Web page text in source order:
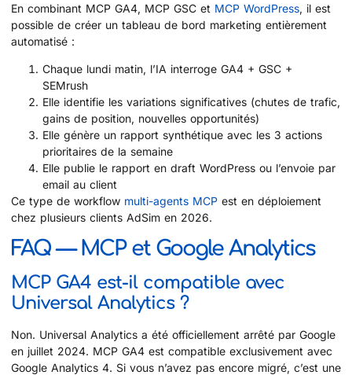
En combinant MCP GA4, MCP GSC et MCP WordPress, il est
possible de créer un tableau de bord marketing entièrement
automatisé :
Chaque lundi matin, l’IA interroge GA4 + GSC +
SEMrush
Elle identifie les variations significatives (chutes de trafic,
gains de position, nouvelles opportunités)
Elle génère un rapport synthétique avec les 3 actions
prioritaires de la semaine
Elle publie le rapport en draft WordPress ou l’envoie par
email au client
Ce type de workflow multi-agents MCP est en déploiement
chez plusieurs clients AdSim en 2026.
FAQ — MCP et Google Analytics
MCP GA4 est-il compatible avec
Universal Analytics ?
Non. Universal Analytics a été officiellement arrêté par Google
en juillet 2024. MCP GA4 est compatible exclusivement avec
Google Analytics 4. Si vous n’avez pas encore migré, c’est une